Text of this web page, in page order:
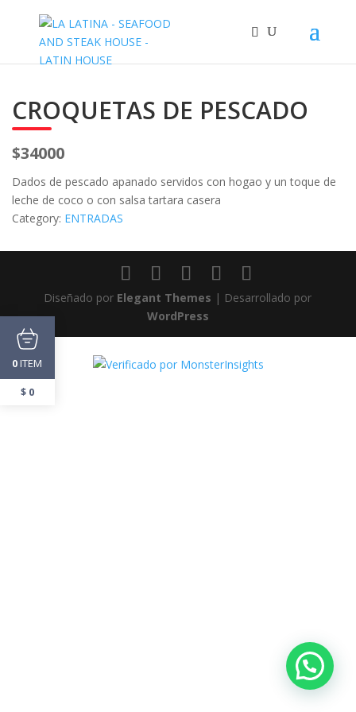
CROQUETAS DE PESCADO
$34000
Dados de pescado apanado servidos con hogao y un toque de
leche de coco o con salsa tartara casera
Category: ENTRADAS
Diseñado por Elegant Themes | Desarrollado por
WordPress
0ITEM
$0